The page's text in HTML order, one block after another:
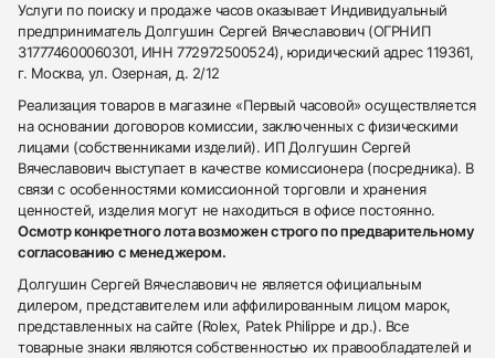
Услуги по поиску и продаже часов оказывает Индивидуальный
предприниматель Долгушин Сергей Вячеславович (ОГРНИП
317774600060301, ИНН 772972500524), юридический адрес 119361,
г. Москва, ул. Озерная, д. 2/12
Реализация товаров в магазине «Первый часовой» осуществляется
на основании договоров комиссии, заключенных с физическими
лицами (собственниками изделий). ИП Долгушин Сергей
Вячеславович выступает в качестве комиссионера (посредника). В
связи с особенностями комиссионной торговли и хранения
ценностей, изделия могут не находиться в офисе постоянно.
Осмотр конкретного лота возможен строго по предварительному
согласованию с менеджером.
Долгушин Сергей Вячеславович не является официальным
дилером, представителем или аффилированным лицом марок,
представленных на сайте (Rolex, Patek Philippe и др.). Все
товарные знаки являются собственностью их правообладателей и